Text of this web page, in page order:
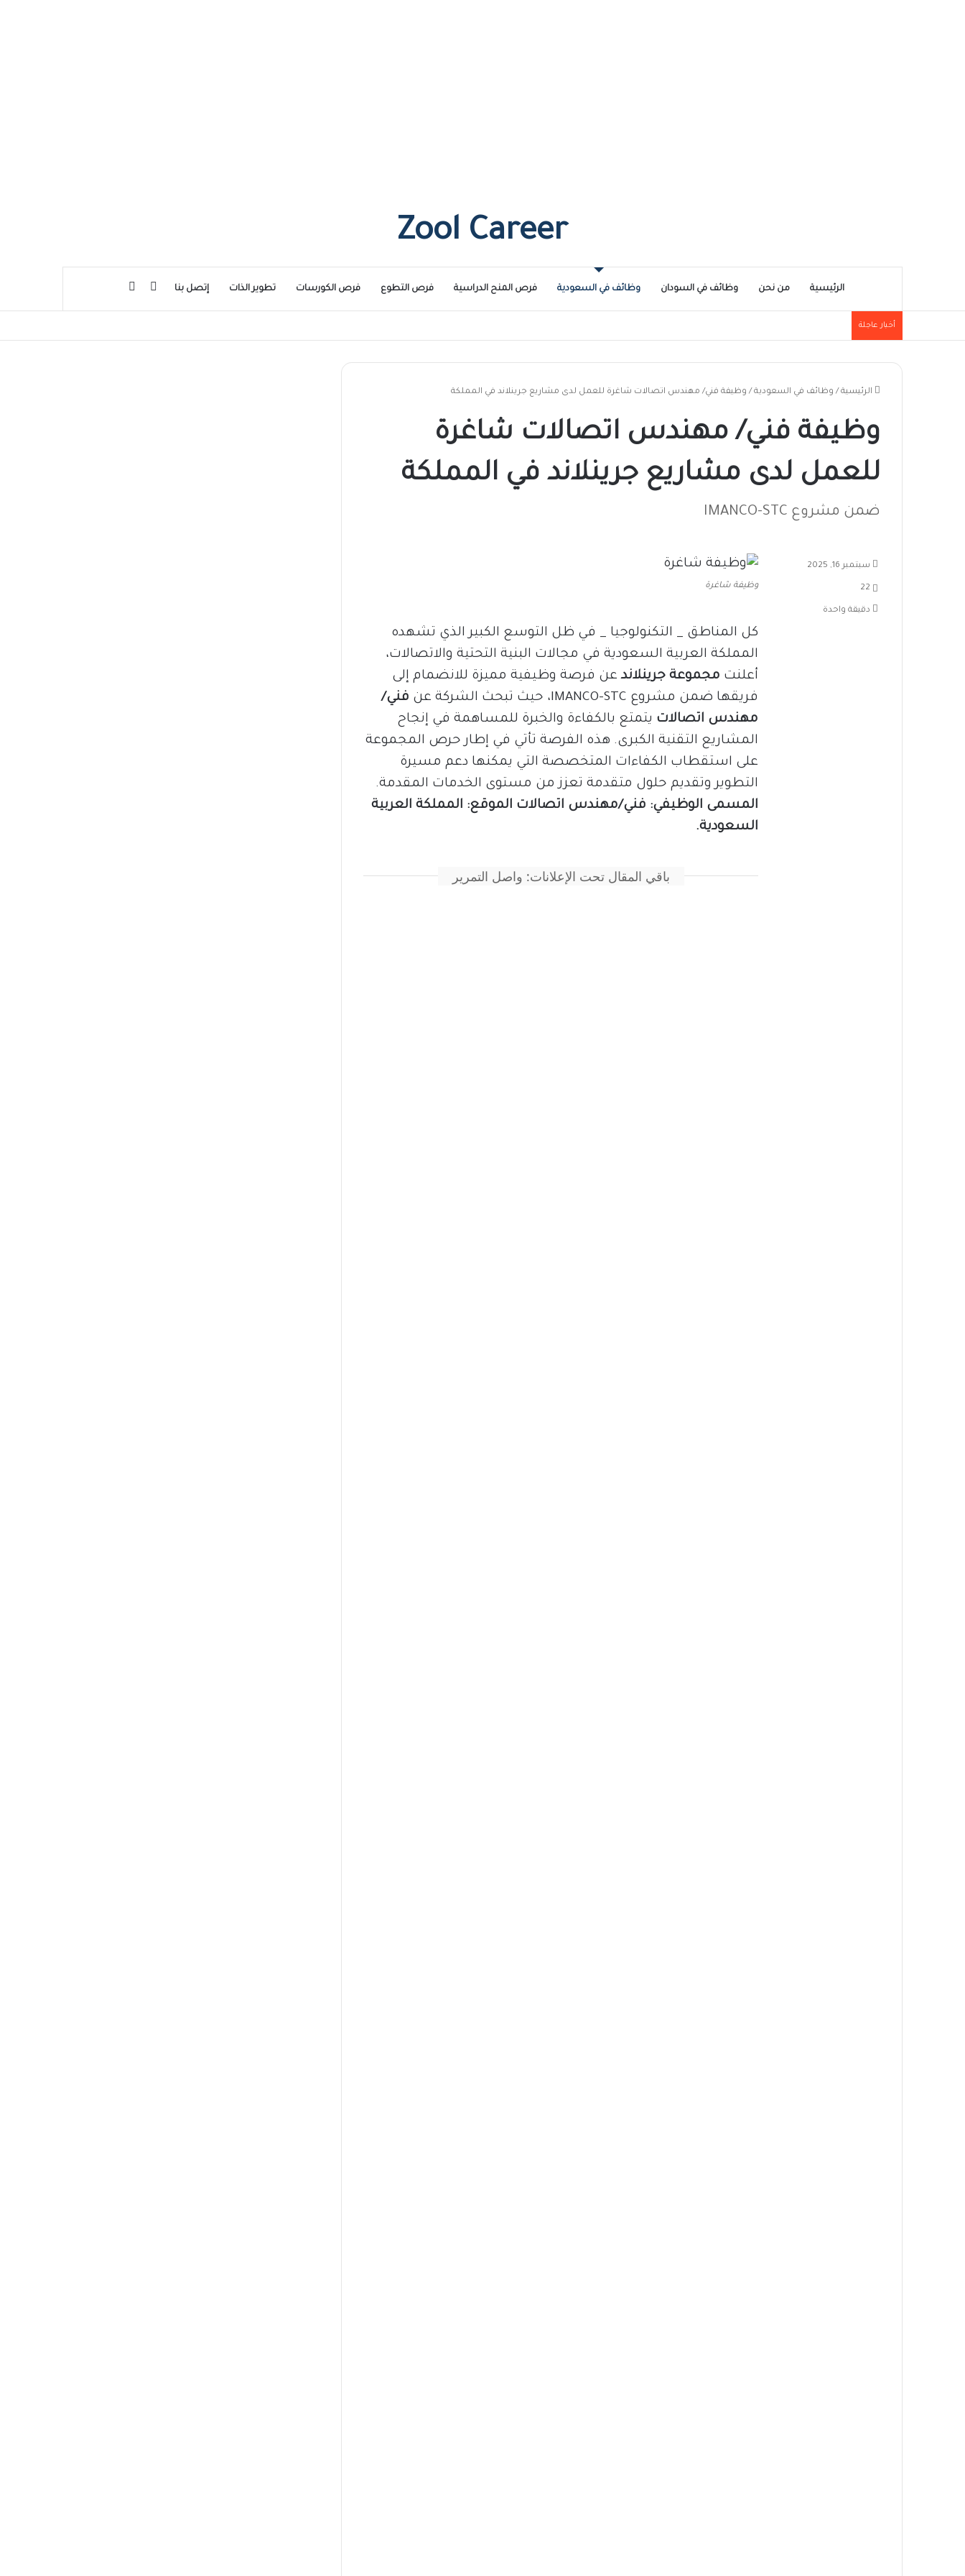
Zool Career
الرئيسية من نحن وظائف في السودان وظائف في السعودية فرص المنح الدراسية فرص التطوع فرص الكورسات تطوير الذات إتصل بنا إضافة عمود جانبي
أخبار عاجلة
الرئيسية / وظائف في السعودية / وظيفة فني/ مهندس اتصالات شاغرة للعمل لدى مشاريع جرينلاند في المملكة
وظيفة فني/ مهندس اتصالات شاغرة
للعمل لدى مشاريع جرينلاند في المملكة
ضمن مشروع IMANCO-STC
وظيفة شاغرة
كل المناطق _ التكنولوجيا _ في ظل التوسع الكبير الذي تشهده
المملكة العربية السعودية في مجالات البنية التحتية والاتصالات،
أعلنت مجموعة جرينلاندعن فرصة وظيفية مميزة للانضمام إلى
فريقها ضمن مشروع IMANCO-STC، حيث تبحث الشركة عن
فني/
مهندس اتصالات يتمتع بالكفاءة والخبرة للمساهمة في إنجاح
المشاريع التقنية الكبرى. هذه الفرصة تأتي في إطار حرص المجموعة
على استقطاب الكفاءات المتخصصة التي يمكنها دعم مسيرة
التطوير وتقديم حلول متقدمة تعزز من مستوى الخدمات المقدمة.
المسمى الوظيفي: فني/مهندس اتصالات الموقع: المملكة العربية
السعودية.
باقي المقال تحت الإعلانات: واصل التمرير
سبتمبر 16, 2025
22
دقيقة واحدة